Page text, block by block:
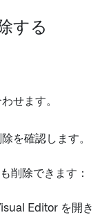
する
せます。
を確認します。
削除できます：
Editor を開き